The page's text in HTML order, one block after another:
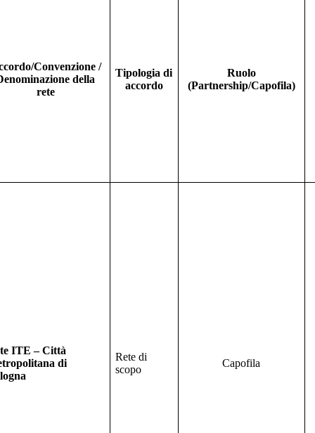
Convenzione /
della
rete
Tipologia di
accordo
Ruolo
(Partnership/Capofila)
ITE – Città
di
Rete di
scopo
Capofila